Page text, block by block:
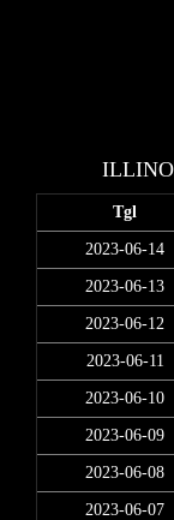
Tgl
2023-06-14
2023-06-13
2023-06-12
2023-06-11
2023-06-10
2023-06-09
2023-06-08
2023-06-07